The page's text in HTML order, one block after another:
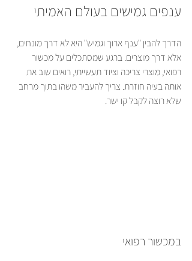
ענפים גמישים בעולם האמיתי
הדרך להבין "ענף ארוך וגמיש" היא לא דרך מונחים,
אלא דרך מוצרים. ברגע שמסתכלים על מכשור
רפואי, מוצרי צריכה וציוד תעשייתי, רואים שוב את
אותה בעיה חוזרת. צריך להעביר משהו בתוך מרחב
שלא רוצה לקבל קו ישר.
במכשור רפואי